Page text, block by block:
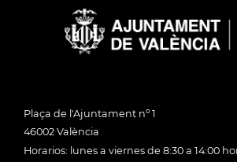
Plaça de l'Ajuntament nº 1
46002 València
Horarios: lunes a viernes de 8:30 a 14:00